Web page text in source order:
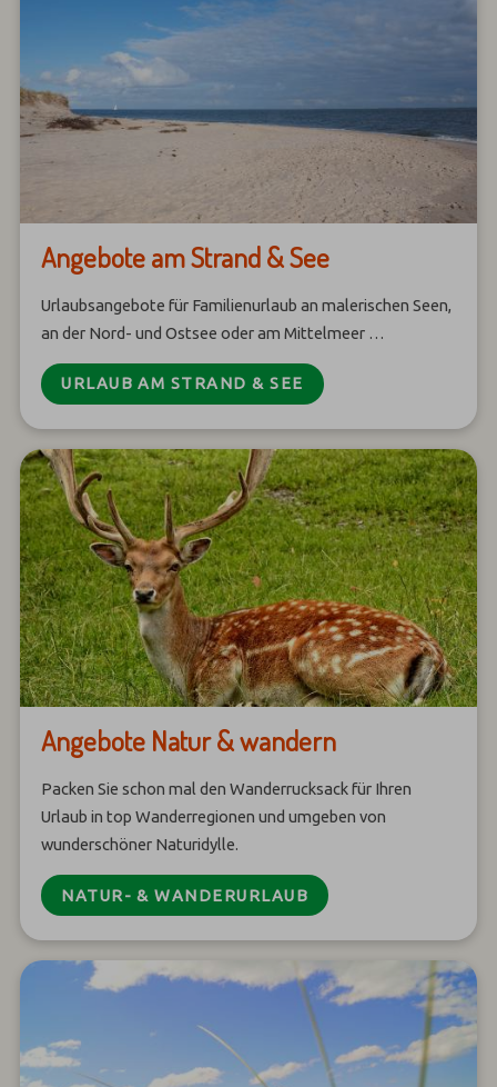
Angebote am Strand & See
Urlaubsangebote für Familienurlaub an malerischen Seen,
an der Nord- und Ostsee oder am Mittelmeer …
URLAUB AM STRAND & SEE
Angebote Natur & wandern
Packen Sie schon mal den Wanderrucksack für Ihren
Urlaub in top Wanderregionen und umgeben von
wunderschöner Naturidylle.
NATUR- & WANDERURLAUB